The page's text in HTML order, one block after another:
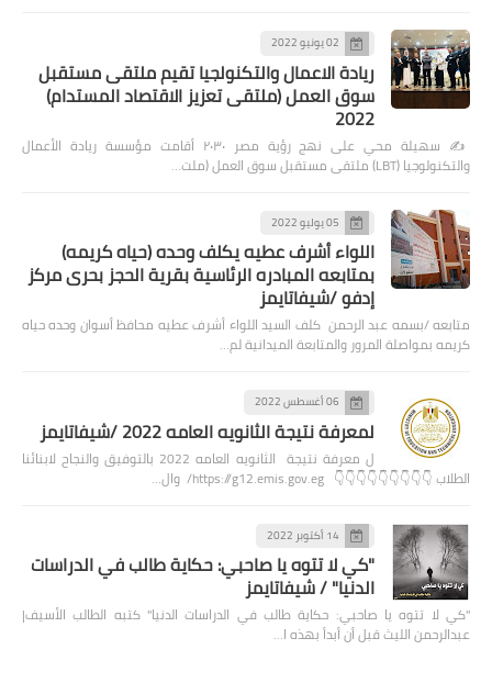
02 يونيو 2022
ريادة الاعمال والتكنولجيا تقيم ملتقى مستقبل
سوق العمل (ملتقى تعزيز الاقتصاد المستدام)
2022
✍️ سهيلة محي على نهج رؤية مصر ٢٠٣٠ أقامت مؤسسة ريادة الأعمال
والتكنولوجيا (LBT) ملتقى مستقبل سوق العمل (ملت…
05 يوليو 2022
اللواء أشرف عطيه يكلف وحده (حياه كريمه)
بمتابعه المبادره الرئاسية بقرية الحجز بحرى مركز
إدفو /شيفاتايمز
متابعه /بسمه عبد الرحمن كلف السيد اللواء أشرف عطيه محافظ أسوان وحده حياه
كريمه بمواصلة المرور والمتابعة الميدانية لم…
06 أغسطس 2022
لمعرفة نتيجة الثانويه العامه 2022 /شيفاتايمز
ل معرفة نتيجة الثانويه العامه 2022 بالتوفيق والنجاح لابنائنا
الطلاب 👇👇👇👇👇👇👇👇👇 https://g12.emis.gov.eg/ وال…
14 أكتوبر 2022
"كي لا تتوه يا صاحبي: حكاية طالب في الدراسات
الدنيا" / شيفاتايمز
"كي لا تتوه يا صاحبي: حكاية طالب في الدراسات الدنيا" كتبه الطالب الأسيف|
عبدالرحمن الليث قبل أن أبدأ بهذه ا…